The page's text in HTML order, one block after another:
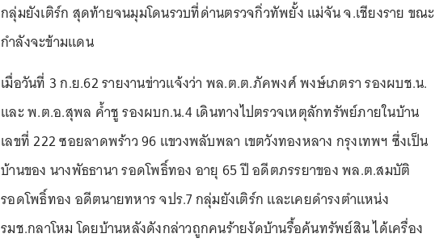
กลุ่มยังเติร์ก สุดท้ายจนมุมโดนรวบที่ด่านตรวจกิ่วทัพยั้ง แม่จัน จ.เชียงราย ขณะ
กำลังจะข้ามแดน
เมื่อวันที่ 3 ก.ย.62 รายงานข่าวแจ้งว่า พล.ต.ต.ภัคพงศ์ พงษ์เภตรา รองผบช.น.
และ พ.ต.อ.สุพล ค้ำชู รองผบก.น.4 เดินทางไปตรวจเหตุลักทรัพย์ภายในบ้าน
เลขที่ 222 ซอยลาดพร้าว 96 แขวงพลับพลา เขตวังทองหลาง กรุงเทพฯ ซึ่งเป็น
บ้านของ นางพัธธานา รอดโพธิ์ทอง อายุ 65 ปี อดีตภรรยาของ พล.ต.สมบัติ
รอดโพธิ์ทอง อดีตนายทหาร จปร.7 กลุ่มยังเติร์ก และเคยดำรงตำแหน่ง
รมช.กลาโหม โดยบ้านหลังดังกล่าวถูกคนร้ายงัดบ้านรื้อค้นทรัพย์สิน ได้เครื่อง